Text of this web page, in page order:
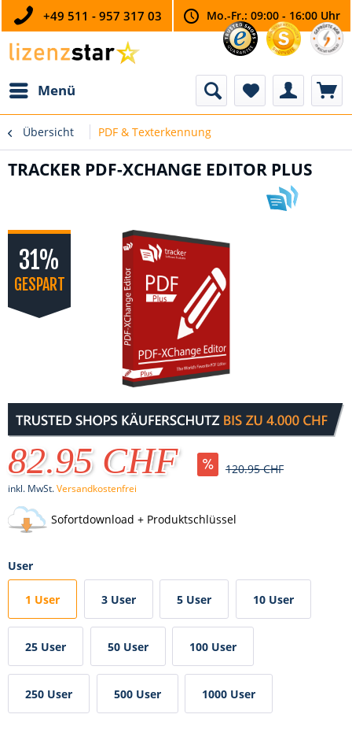
+49 511 - 957 317 03 Mo.-Fr.: 09:00 - 16:00 Uhr
Menü
Übersicht PDF & Texterkennung
TRACKER PDF-XCHANGE EDITOR PLUS
31%
GESPART
82.95 CHF 120.95 CHF
inkl. MwSt.Versandkostenfrei
Sofortdownload + Produktschlüssel
User
1 User 3 User 5 User 10 User
25 User 50 User 100 User
250 User 500 User 1000 User